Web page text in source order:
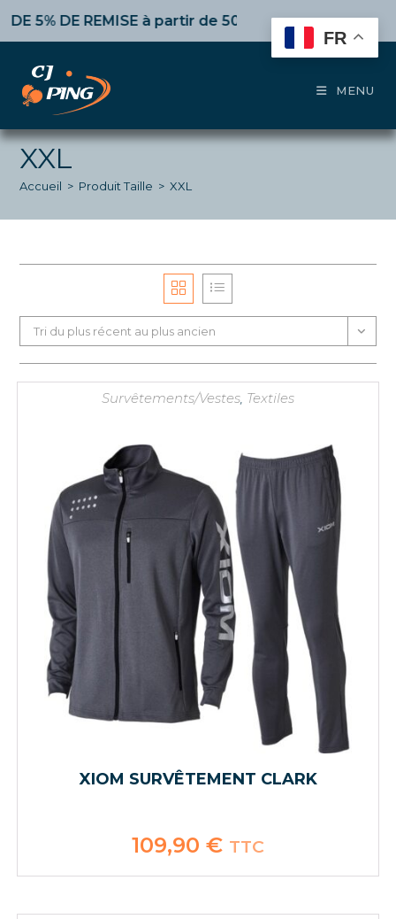
REMISEà partir de 50€ d’achat, 10%dès 100€,15%
MENU
XXL
Accueil > Produit Taille > XXL
Tri du plus récent au plus ancien
Survêtements/Vestes, Textiles
XIOM SURVÊTEMENT CLARK
109,90 € TTC
FR